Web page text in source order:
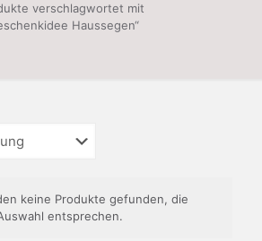
verschlagwortet mit
Haussegen“
keine Produkte gefunden, die
entsprechen.